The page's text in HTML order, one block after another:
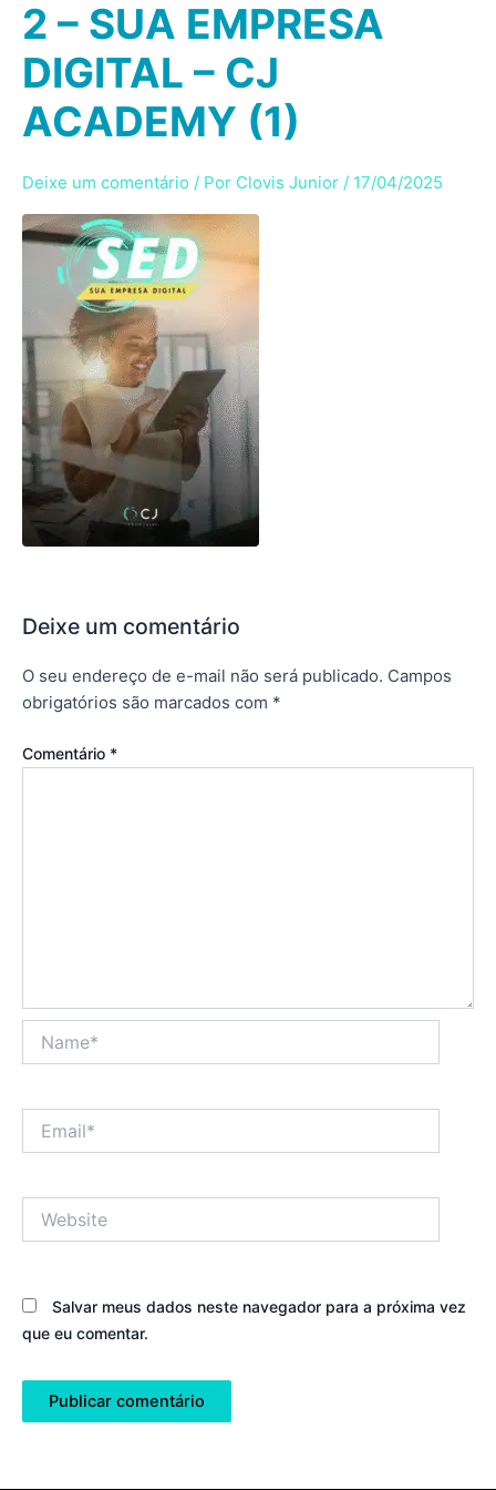
para
conteúdo
2 – SUA EMPRESA
DIGITAL – CJ
ACADEMY (1)
Deixe um comentário / Por Clovis Junior / 17/04/2025
Deixe um comentário
O seu endereço de e-mail não será publicado. Campos
obrigatórios são marcados com *
Comentário *
Salvar meus dados neste navegador para a próxima vez
que eu comentar.